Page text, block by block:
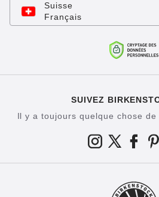
Suisse
Français
SUIVEZ
Il y a toujours quelque chose de